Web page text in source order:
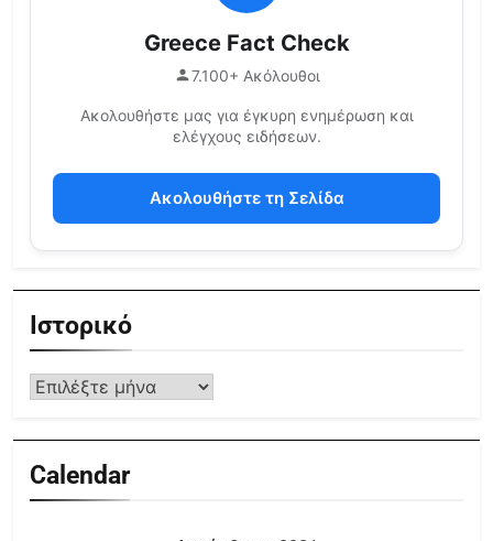
Greece Fact Check
7.100+ Ακόλουθοι
Ακολουθήστε μας για έγκυρη ενημέρωση και
ελέγχους ειδήσεων.
Ακολουθήστε τη Σελίδα
Ιστορικό
Calendar